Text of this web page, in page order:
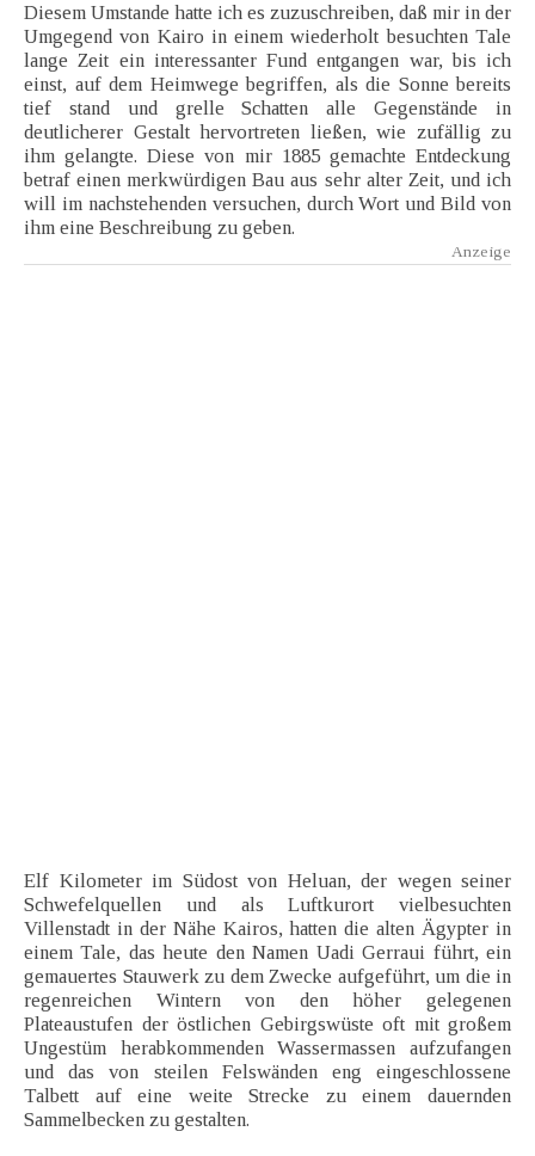
Diesem Umstande hatte ich es zuzuschreiben, daß mir in der
Umgegend von Kairo in einem wiederholt besuchten Tale
lange Zeit ein interessanter Fund entgangen war, bis ich
einst, auf dem Heimwege begriffen, als die Sonne bereits
tief stand und grelle Schatten alle Gegenstände in
deutlicherer Gestalt hervortreten ließen, wie zufällig zu
ihm gelangte. Diese von mir 1885 gemachte Entdeckung
betraf einen merkwürdigen Bau aus sehr alter Zeit, und ich
will im nachstehenden versuchen, durch Wort und Bild von
ihm eine Beschreibung zu geben.
Elf Kilometer im Südost von Heluan, der wegen seiner
Schwefelquellen und als Luftkurort vielbesuchten
Villenstadt in der Nähe Kairos, hatten die alten Ägypter in
einem Tale, das heute den Namen Uadi Gerraui führt, ein
gemauertes Stauwerk zu dem Zwecke aufgeführt, um die in
regenreichen Wintern von den höher gelegenen
Plateaustufen der östlichen Gebirgswüste oft mit großem
Ungestüm herabkommenden Wassermassen aufzufangen
und das von steilen Felswänden eng eingeschlossene
Talbett auf eine weite Strecke zu einem dauernden
Sammelbecken zu gestalten.